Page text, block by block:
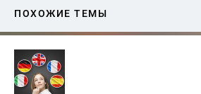
ПОХОЖИЕ ТЕМЫ